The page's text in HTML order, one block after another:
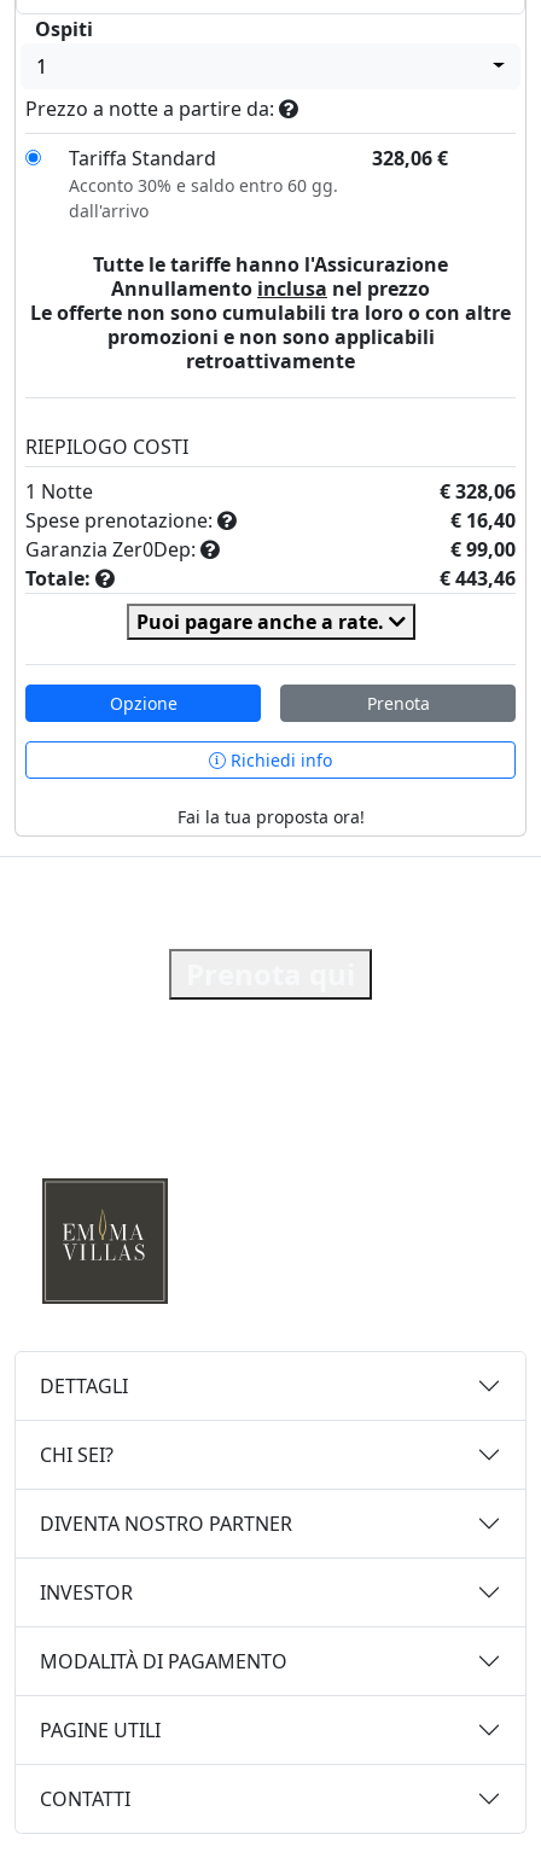
Ospiti
1
Prezzo a notte a partire da:
Tariffa Standard
328,06€
Acconto 30% e saldo entro 60 gg.
dall'arrivo
Tutte le tariffe hanno l'Assicurazione
Annullamento inclusa nel prezzo
Le offerte non sono cumulabili tra loro o con altre
promozioni e non sono applicabili
retroattivamente
RIEPILOGO COSTI
1 Notte
€ 328,06
Spese prenotazione:
€ 16,40
Garanzia Zer0Dep:
€ 99,00
Totale:
€ 443,46
Puoi pagare anche a rate.
Opzione Prenota
Richiedi info
Fai la tua proposta ora!
DETTAGLI
CHI SEI?
DIVENTA NOSTRO PARTNER
INVESTOR
MODALITÀ DI PAGAMENTO
PAGINE UTILI
CONTATTI